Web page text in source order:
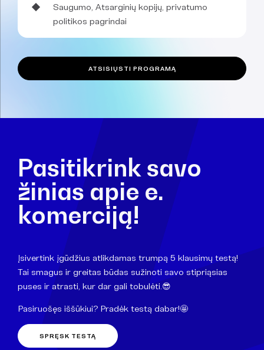
Saugumo, Atsarginių kopijų, privatumo
politikos pagrindai
ATSISIŲSTI PROGRAMĄ
Pasitikrink savo
žinias apie e.
komerciją!
Įsivertink įgūdžius atlikdamas trumpą 5 klausimų testą!
Tai smagus ir greitas būdas sužinoti savo stipriąsias
puses ir atrasti, kur dar gali tobulėti.😎
Pasiruošęs iššūkiui? Pradėk testą dabar!🤩
SPRĘSK TESTĄ